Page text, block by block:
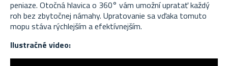
peniaze. Otočná hlavica o 360° vám umožní upratať každý
roh bez zbytočnej námahy. Upratovanie sa vďaka tomuto
mopu stáva rýchlejším a efektívnejším.
Ilustračné video: